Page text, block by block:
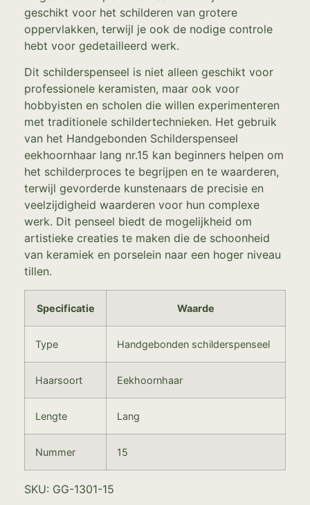
geschikt voor het schilderen van grotere
oppervlakken, terwijl je ook de nodige controle
hebt voor gedetailleerd werk.
Dit schilderspenseel is niet alleen geschikt voor
professionele keramisten, maar ook voor
hobbyisten en scholen die willen experimenteren
met traditionele schildertechnieken. Het gebruik
van het Handgebonden Schilderspenseel
eekhoornhaar lang nr.15 kan beginners helpen om
het schilderproces te begrijpen en te waarderen,
terwijl gevorderde kunstenaars de precisie en
veelzijdigheid waarderen voor hun complexe
werk. Dit penseel biedt de mogelijkheid om
artistieke creaties te maken die de schoonheid
van keramiek en porselein naar een hoger niveau
tillen.
Specificatie Waarde
Type Handgebonden schilderspenseel
Haarsoort Eekhoornhaar
Lengte Lang
Nummer 15
SKU: GG-1301-15